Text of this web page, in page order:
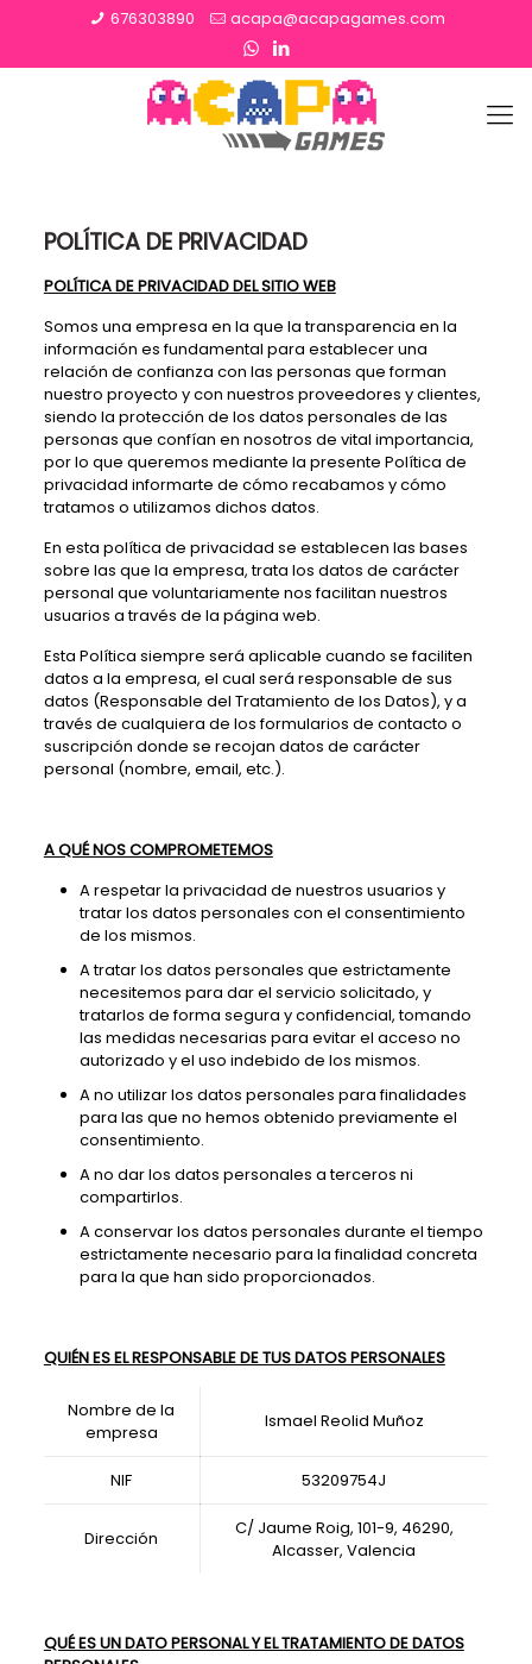
676303890 acapa@acapagames.com
POLÍTICA DE PRIVACIDAD
POLÍTICA DE PRIVACIDAD DEL SITIO WEB
Somos una empresa en la que la transparencia en la
información es fundamental para establecer una
relación de confianza con las personas que forman
nuestro proyecto y con nuestros proveedores y clientes,
siendo la protección de los datos personales de las
personas que confían en nosotros de vital importancia,
por lo que queremos mediante la presente Política de
privacidad informarte de cómo recabamos y cómo
tratamos o utilizamos dichos datos.
En esta política de privacidad se establecen las bases
sobre las que la empresa, trata los datos de carácter
personal que voluntariamente nos facilitan nuestros
usuarios a través de la página web.
Esta Política siempre será aplicable cuando se faciliten
datos a la empresa, el cual será responsable de sus
datos (Responsable del Tratamiento de los Datos), y a
través de cualquiera de los formularios de contacto o
suscripción donde se recojan datos de carácter
personal (nombre, email, etc.).
A QUÉ NOS COMPROMETEMOS
A respetar la privacidad de nuestros usuarios y
tratar los datos personales con el consentimiento
de los mismos.
A tratar los datos personales que estrictamente
necesitemos para dar el servicio solicitado, y
tratarlos de forma segura y confidencial, tomando
las medidas necesarias para evitar el acceso no
autorizado y el uso indebido de los mismos.
A no utilizar los datos personales para finalidades
para las que no hemos obtenido previamente el
consentimiento.
A no dar los datos personales a terceros ni
compartirlos.
A conservar los datos personales durante el tiempo
estrictamente necesario para la finalidad concreta
para la que han sido proporcionados.
QUIÉN ES EL RESPONSABLE DE TUS DATOS PERSONALES
Nombre de la
empresa
Ismael Reolid Muñoz
NIF 53209754J
Dirección
C/ Jaume Roig, 101-9, 46290,
Alcasser, Valencia
QUÉ ES UN DATO PERSONAL Y EL TRATAMIENTO DE DATOS